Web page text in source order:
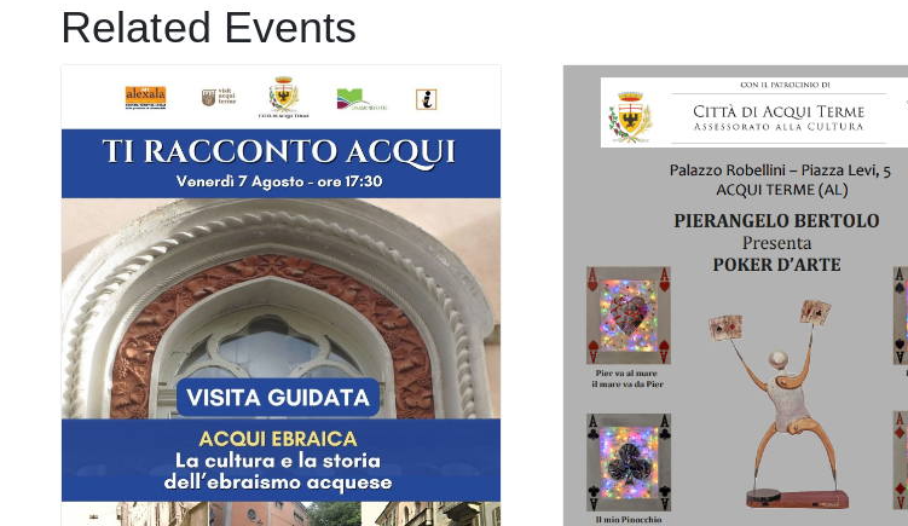
Related Events